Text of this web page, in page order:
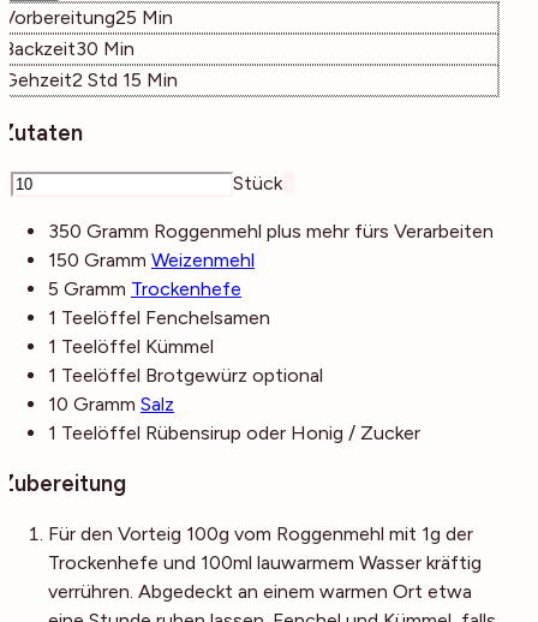
Vorbereitung25 Minuten
Min
Backzeit30 Minuten
Min
Gehzeit2 Stunden
Std 15 Minuten
Min
Zutaten
Stück
350 Gramm Roggenmehl plus mehr fürs Verarbeiten
150 Gramm Weizenmehl
5 Gramm Trockenhefe
1 Teelöffel Fenchelsamen
1 Teelöffel Kümmel
1 Teelöffel Brotgewürz optional
10 Gramm Salz
1 Teelöffel Rübensirup oder Honig / Zucker
Zubereitung
Für den Vorteig 100g vom Roggenmehl mit 1g der
Trockenhefe und 100ml lauwarmem Wasser kräftig
verrühren. Abgedeckt an einem warmen Ort etwa